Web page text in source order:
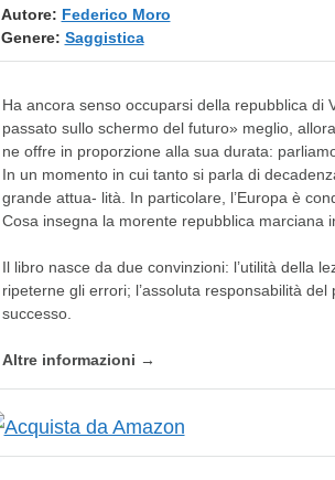
Autore: Federico Moro
Genere: Saggistica
Ha ancora senso occuparsi della repubblica di
passato sullo schermo del futuro» meglio,
ne offre in proporzione alla sua durata:
In un momento in cui tanto si parla di
grande attua- lità. In particolare, l’Europa è
Cosa insegna la morente repubblica marciana
Il libro nasce da due convinzioni: l’utilità della
ripeterne gli errori; l’assoluta responsabilità
successo.
Altre informazioni →